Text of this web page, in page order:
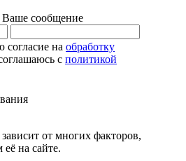
Ваше сообщение
на обработку
с политикой
от многих факторов,
на сайте.